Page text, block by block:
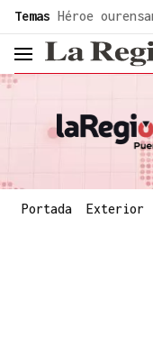
common.go-to-content
Temas Héroe
header.menu.open
Portada Exterior